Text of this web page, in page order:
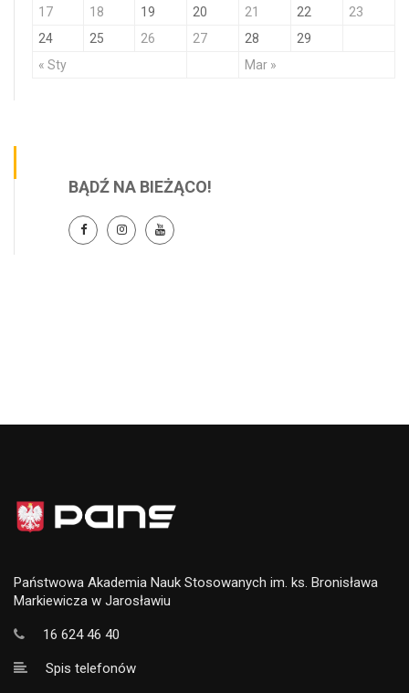
« Sty Mar »
17
18 19 20 21 22
23
24
25 26 27 28 29
BĄDŹ NA BIEŻĄCO!
Państwowa Akademia Nauk Stosowanych im. ks. Bronisława
Markiewicza w Jarosławiu
16 624 46 40
Spis telefonów